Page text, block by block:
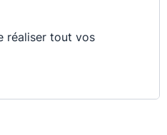
réaliser tout vos